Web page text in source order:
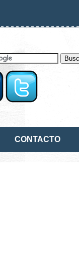
CONTACTO